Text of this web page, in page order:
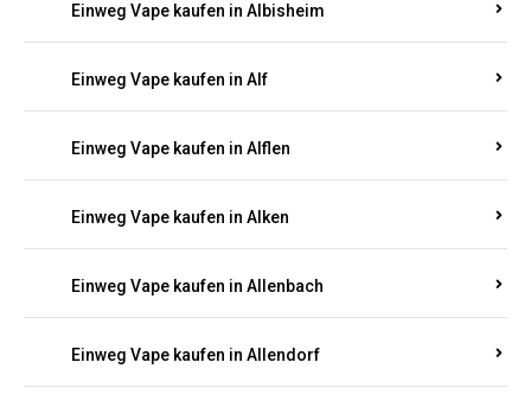
Einweg Vape kaufen in Albisheim
Einweg Vape kaufen in Alf
Einweg Vape kaufen in Alflen
Einweg Vape kaufen in Alken
Einweg Vape kaufen in Allenbach
Einweg Vape kaufen in Allendorf